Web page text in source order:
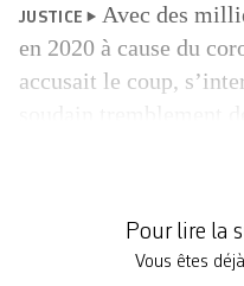
JUSTICE
Avec des
en 2020 à cause du
accusait le coup,
Tribunal cantonal […]
Pour lire la
Vous êtes